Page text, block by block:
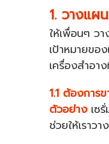
1. วางแผ
ให้เพื่อนๆ ว
เป้าหมายขอ
เครื่องสำอา
1.1 ต้องการ
ตัวอย่างเซรั่
ช่วยให้เราว